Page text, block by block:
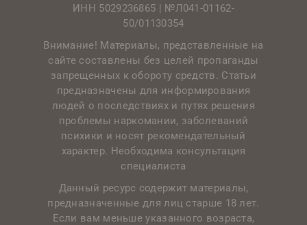
ИНН 5029236865 | №Л041-01162-
50/01130354
Внимание! Материалы, представленные на
сайте составлены без целей пропаганды
запрещенных к обороту средств. Статьи
предназначены для информирования
людей о последствиях и путях решения
проблемы наркомании, заболеваний
психики и носят рекомендательный
характер. Необходима консультация
специалиста
Данный ресурс содержит материалы,
предназначенные для лиц старше 18 лет.
Если вам меньше указанного возраста,